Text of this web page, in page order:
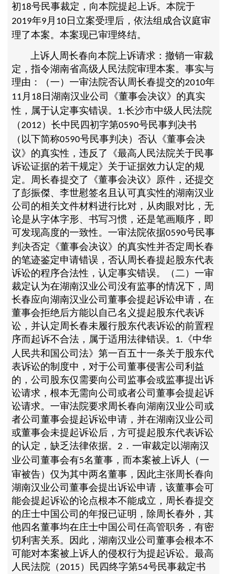
初18号民事裁定，向本院提起上诉。本院于
2019年9 月 10日立案受理后，依法组成合议庭审
理了本案。本案现已审理终结。
上诉人周长春向本院上诉请求：撤销一审裁
定，指令湖南省高级人民法院审理本案。事实与
理由：（一）一审法院否认周长春提交的2010年
11 月 18 日湖南汉业公司《董事会决议》的真实
性，属于认定事实错误。 1.长沙市中级人民法院
（2012 ）长中民四初字第0590号民事判决书
（以下简称0590号民事判决）否认《董事会决
议》的真实性，违反了《最高人民法院关于民事
诉讼证据的若干规定》关于证据效力认定的规
定。周长春提交了《董事会决议》原件，还提交
了彭振傑、李世慰签名且认可真实性的湖南汉业
公司的相关文件材料进行比对，从肉眼对比，无
论是从字体字形、书写习惯，还是笔画顺序，即
可发现高度的一致性。一审法院依据0590号民事
判决否定《董事会决议》的真实性并否定周长春
的笔迹鉴定申请错误，否认周长春提起股东代表
诉讼的程序合法性，认定事实错误。（二）一审
裁定认为在湖南汉业公司没有监事的情况下，周
长春应向湖南汉业公司董事会提起诉讼申请，在
董事会拒绝后方能以自己名义提起股东代表诉
讼，并认定周长春未履行股东代表诉讼的前置程
序而起诉不合法，属于适用法律错误。 1.
《中华
人民共和国公司法》第一百五十一条关于股东代
表诉讼的制度中，对于公司董事侵害公司利益
的，公司股东仅需要向公司监事会或监事提出诉
讼请求，根本无需向公司或者公司董事会提起诉
讼请求。一审法院要求周长春向湖南汉业公司或
者公司董事会提起诉讼申请，并在湖南汉业公司
或董事会未提起诉讼后，方可提起股东代表诉讼
的认定，缺乏法律依据。 2 ．一审裁定以湖南汉
业公司董事会有5名董事，而本案被上诉人（一
审被告）仅为其中两名董事，因此主张周长春向
湖南汉业公司董事会提出诉讼申请，该董事会可
能会提起诉讼的论点根本不能成立，周长春提交
的庄士中国公司的年报已证明，除周长春外，其
他四名董事均在庄士中国公司任高管职务，有密
切利害关系。因此，湖南汉业公司董事会根本不
可能对本案被上诉人的侵权行为提起诉讼。最高
人民法院（2015 ）民四终字第54号民事裁定书